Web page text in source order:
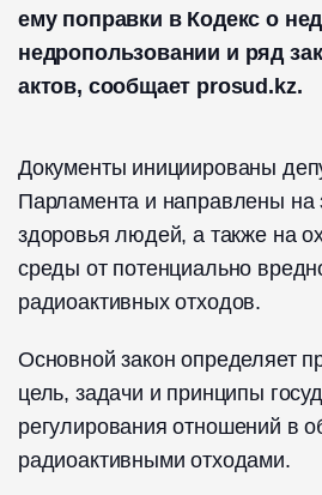
ему поправки в Кодекс о
недропользовании и ряд
актов, сообщает prosud.kz.
Документы инициированы
Парламента и направлены на
здоровья людей, а также на
среды от потенциально
радиоактивных отходов.
Основной закон определяет
цель, задачи и принципы
регулирования отношений в
радиоактивными отходами.